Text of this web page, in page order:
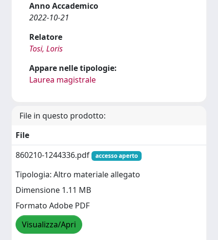
Anno Accademico
2022-10-21
Relatore
Tosi, Loris
Appare nelle tipologie:
Laurea magistrale
File in questo prodotto:
File
860210-1244336.pdf
accesso aperto
Tipologia: Altro materiale allegato
Dimensione 1.11 MB
Formato Adobe PDF
Visualizza/Apri